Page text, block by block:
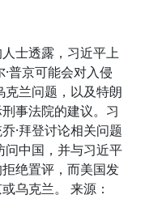
士透露，习近平上
普京可能会对入侵
兰问题，以及特朗
事法院的建议。习
·拜登讨论相关问题
问中国，并与习近平
绝置评，而美国发
乌克兰。 来源：